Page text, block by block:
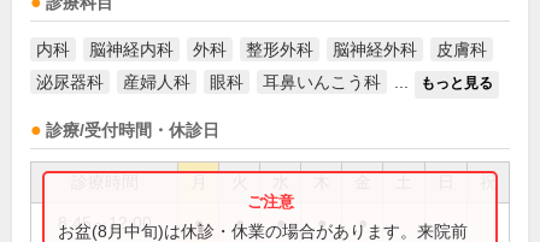
内科 脳神経内科 外科 整形外科 脳神経外科
皮膚科
泌尿器科
産婦人科 眼科 耳鼻いんこう科 もっと見る
診療/受付時間・休診日
祝
8:45～12:00 ● ● ● ● ●
お盆(8月中旬)は休診・休業の場合があります。来院前